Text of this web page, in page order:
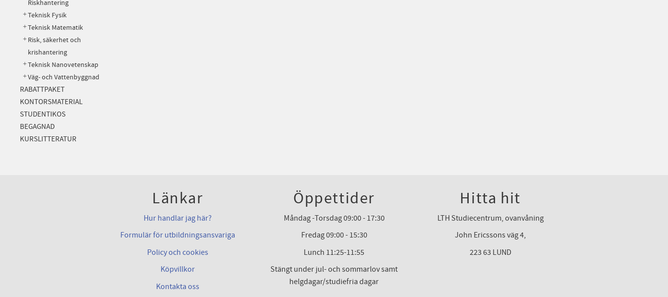
Riskhantering
Teknisk Fysik
Teknisk Matematik
Risk, säkerhet och
krishantering
Teknisk Nanovetenskap
Väg- och Vattenbyggnad
RABATTPAKET
KONTORSMATERIAL
STUDENTIKOS
BEGAGNAD
KURSLITTERATUR
Länkar
Hur handlar jag här?
Formulär för utbildningsansvariga
Policy och cookies
Köpvillkor
Kontakta oss
Öppettider
Måndag -Torsdag 09:00 - 17:30
Fredag 09:00 - 15:30
Lunch 11:25-11:55
Stängt under jul- och sommarlov samt
helgdagar/studiefria dagar
Hitta hit
LTH Studiecentrum, ovanvåning
John Ericssons väg 4,
223 63 LUND